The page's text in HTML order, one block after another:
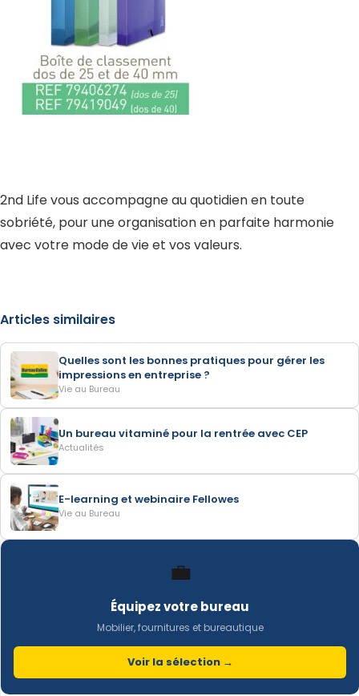
2nd Life vous accompagne au quotidien en toute
sobriété, pour une organisation en parfaite harmonie
avec votre mode de vie et vos valeurs.
Articles similaires
Quelles sont les bonnes pratiques pour gérer les
impressions en entreprise ?
Vie au Bureau
Un bureau vitaminé pour la rentrée avec CEP
Actualités
E-learning et webinaire Fellowes
Vie au Bureau
💼
Équipez votre bureau
Mobilier, fournitures et bureautique
Voir la sélection →